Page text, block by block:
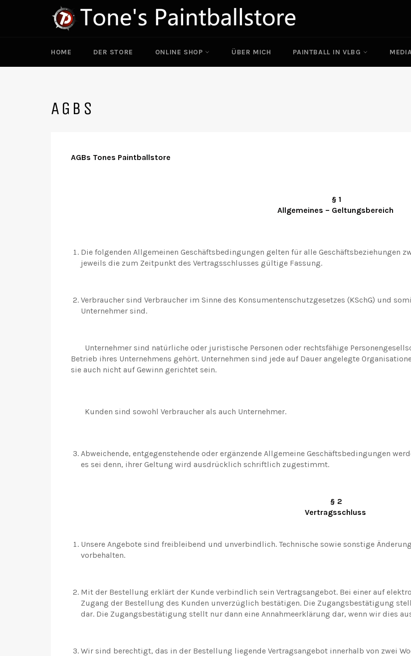
HOME DER STORE ONLINE SHOP ÜBER MICH PAINTBALL IN VLBG
AGBS
AGBs Tones Paintballstore
§ 1
Allgemeines – Geltungsbereich
Die folgenden Allgemeinen Geschäftsbedingungen gelten für alle Geschäftsbeziehungen
jeweils die zum Zeitpunkt des Vertragsschlusses gültige Fassung.
Verbraucher sind Verbraucher im Sinne des Konsumentenschutzgesetzes (KSchG) und
Unternehmer sind.
Unternehmer sind natürliche oder juristische Personen oder rechtsfähige
Betrieb ihres Unternehmens gehört. Unternehmen sind jede auf Dauer angelegte
sie auch nicht auf Gewinn gerichtet sein.
Kunden sind sowohl Verbraucher als auch Unternehmer.
Abweichende, entgegenstehende oder ergänzende Allgemeine Geschäftsbedingungen
es sei denn, ihrer Geltung wird ausdrücklich schriftlich zugestimmt.
§ 2
Vertragsschluss
Unsere Angebote sind freibleibend und unverbindlich. Technische sowie sonstige
vorbehalten.
Mit der Bestellung erklärt der Kunde verbindlich sein Vertragsangebot. Bei einer auf
Zugang der Bestellung des Kunden unverzüglich bestätigen. Die Zugangsbestätigung
dar. Die Zugangsbestätigung stellt nur dann eine Annahmeerklärung dar, wenn wir dies
Wir sind berechtigt, das in der Bestellung liegende Vertragsangebot innerhalb von zwei